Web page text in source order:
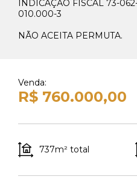
41
Whats
INDICAÇÃO FISCAL 73-
010.000-3
NÃO ACEITA PERMUTA.
Venda:
R$ 760.000,00
737m² total